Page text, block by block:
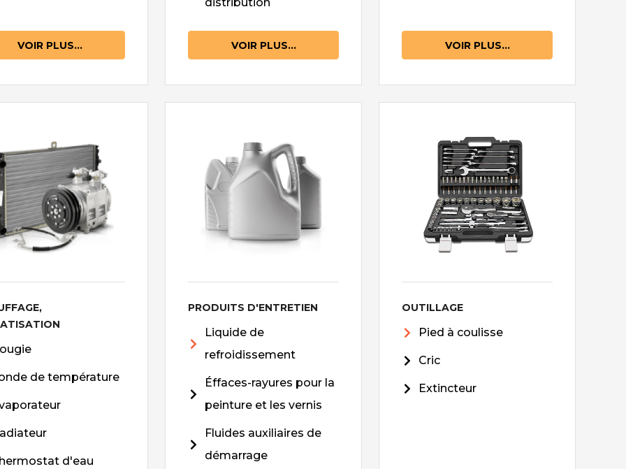
VOIR PLUS... VOIR PLUS... VOIR PLUS...
de température
d'eau
PRODUITS D'ENTRETIEN
Liquide de
refroidissement
Éffaces-rayures pour la
peinture et les vernis
Fluides auxiliaires de
démarrage
OUTILLAGE
Pied à coulisse
Cric
Extincteur